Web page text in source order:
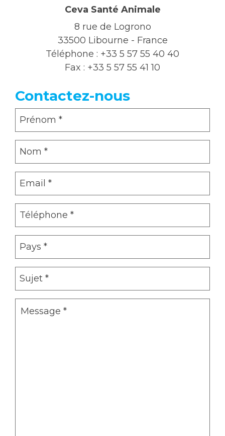
Ceva Santé Animale
8 rue de Logrono
33500 Libourne - France
Téléphone : +33 5 57 55 40 40
Fax : +33 5 57 55 41 10
Contactez-nous
Prénom
Adresse
Mail
Phone
(Required)
(Required)
Objet
(Required)
(Required)